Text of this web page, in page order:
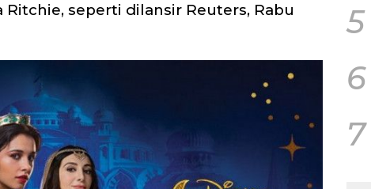
seperti dilansir Reuters, Rabu
5
6
7